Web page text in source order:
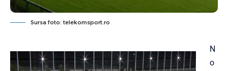
Sursa foto: telekomsport.ro
N
o